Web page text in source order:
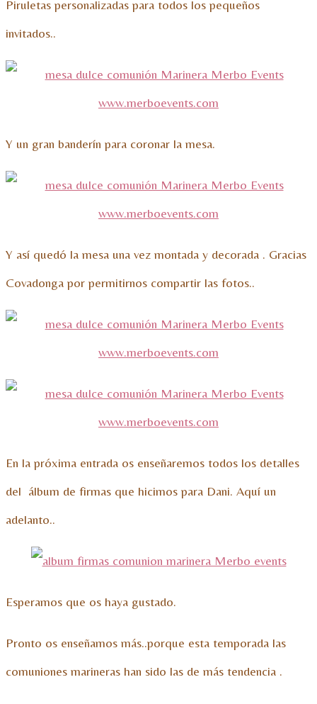
Piruletas personalizadas para todos los pequeños
invitados..
Y un gran banderín para coronar la mesa.
Y así quedó la mesa una vez montada y decorada . Gracias
Covadonga por permitirnos compartir las fotos..
En la próxima entrada os enseñaremos todos los detalles
del álbum de firmas que hicimos para Dani. Aquí un
adelanto..
Esperamos que os haya gustado.
Pronto os enseñamos más..porque esta temporada las
comuniones marineras han sido las de más tendencia .